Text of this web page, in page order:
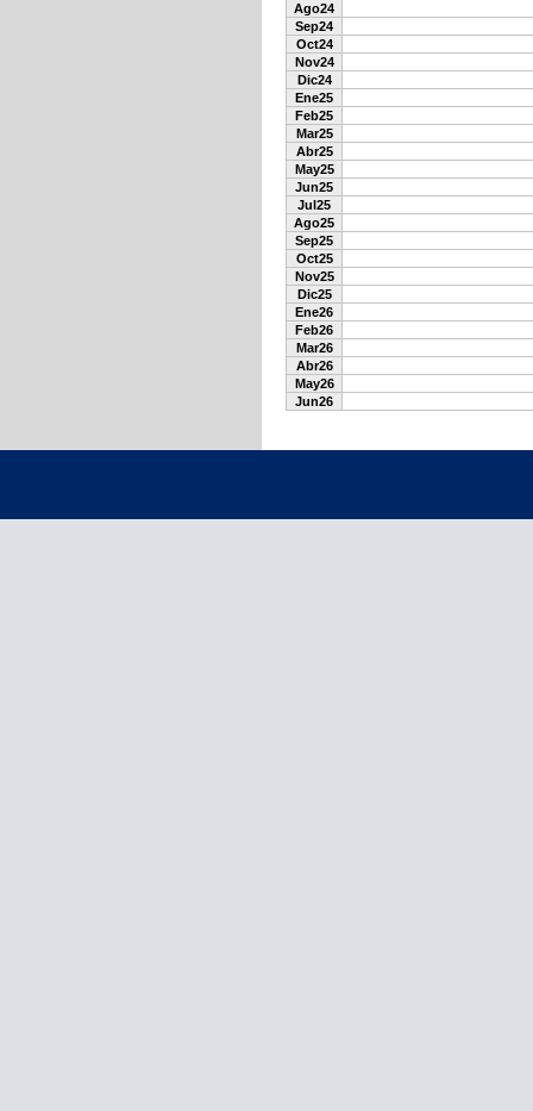
Ago24
Sep24
Oct24
Nov24
Dic24
Ene25
Feb25
Mar25
Abr25
May25
Jun25
Jul25
Ago25
Sep25
Oct25
Nov25
Dic25
Ene26
Feb26
Mar26
Abr26
May26
Jun26